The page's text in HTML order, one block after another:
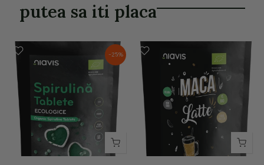
putea sa iti placa
-25%